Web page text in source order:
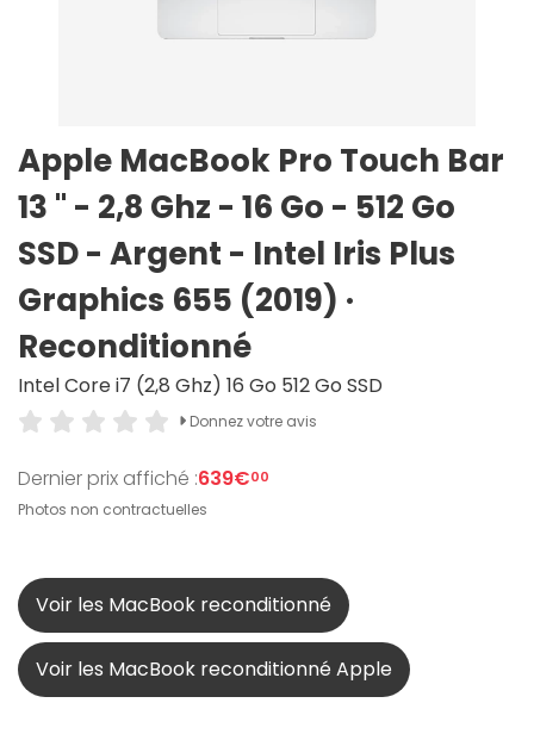
Apple MacBook Pro Touch Bar
13 " - 2,8 Ghz - 16 Go - 512 Go
SSD - Argent - Intel Iris Plus
Graphics 655 (2019) ·
Reconditionné
Intel Core i7 (2,8 Ghz) 16 Go 512 Go SSD
Donnez votre avis
Dernier prix affiché :639€00
Photos non contractuelles
Voir les MacBook reconditionné
Voir les MacBook reconditionné Apple